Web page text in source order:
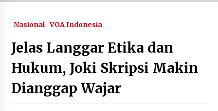
Reuni 212 di Monas, Bawaslu Awasi
Pelanggaran Pemilu
December 3, 2023
Berita VOA Indonesia : Aktivis Keberagaman
Sesalkan Keluarnya Surat Edaran MA tentang
Nasional VOA Indonesia
Jelas Langgar Etika dan
Hukum, Joki Skripsi Makin
Dianggap Wajar